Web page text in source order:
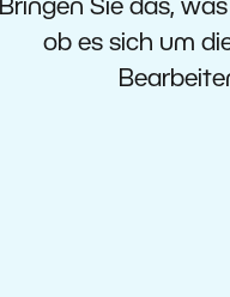
Bringen Sie das,
ob es sich um